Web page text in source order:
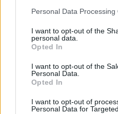
Personal Data Processing
I want to opt-out of the
personal data.
Opted In
I want to opt-out of the
Personal Data.
Opted In
I want to opt-out of
Personal Data for
Esim for Global
Esim for USA|Esim for